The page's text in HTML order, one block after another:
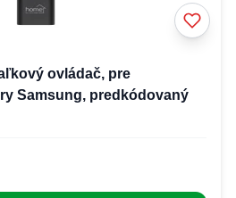
ovládač, pre
Samsung, predkódovaný